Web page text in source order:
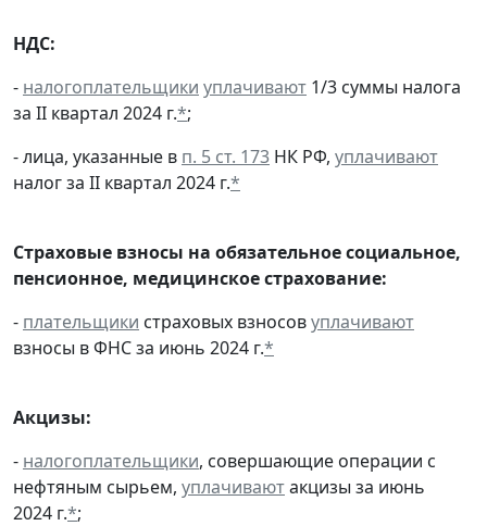
НДС:
- налогоплательщики уплачивают 1/3 суммы налога
за II квартал 2024 г.*;
- лица, указанные в п. 5 ст. 173 НК РФ, уплачивают
налог за II квартал 2024 г.*
Страховые взносы на обязательное социальное,
пенсионное, медицинское страхование:
- плательщики страховых взносовуплачивают
взносы в ФНС за июнь 2024 г.*
Акцизы:
- налогоплательщики, совершающие операции с
нефтяным сырьем, уплачиваютакцизы за июнь
2024 г.*;